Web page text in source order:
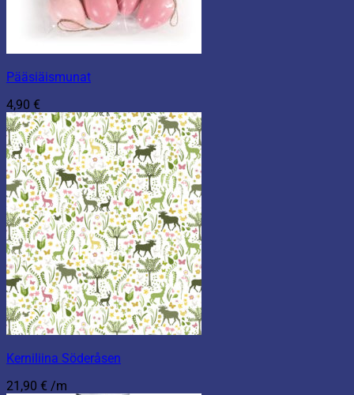
Pääsiäismunat
4,90 €
Kerniliina Söderåsen
21,90 € /m